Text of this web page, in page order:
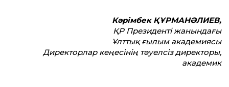
Кәрімбек ҚҰРМАНӘЛИЕВ,
ҚР Президенті жанындағы
Ұлттық ғылым академиясы
Директорлар кеңесінің тәуелсіз директоры,
академик